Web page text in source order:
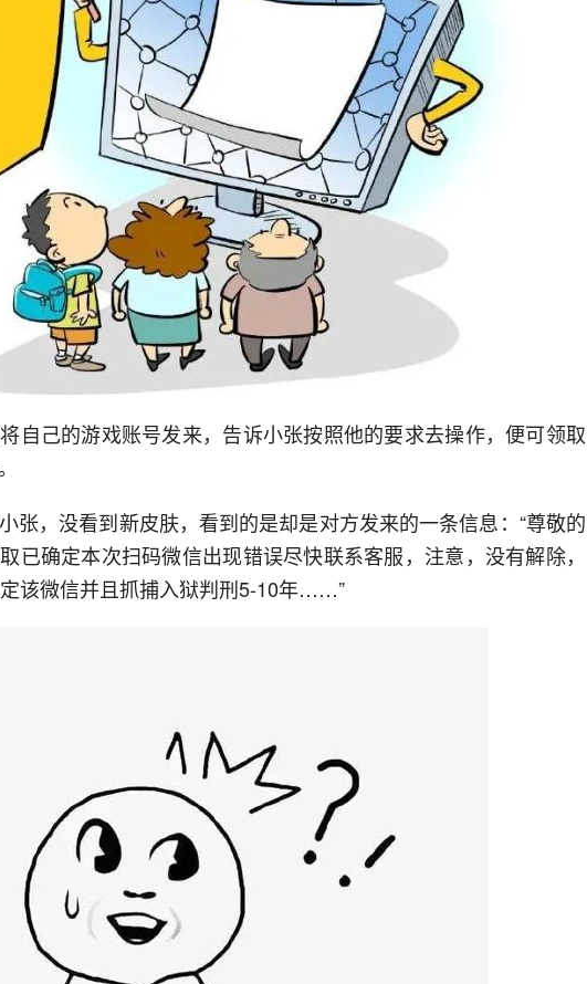
自己的游戏账号发来，告诉小张按照他的要求去操作，便可领取
张，没看到新皮肤，看到的是却是对方发来的一条信息：“尊敬的
已确定本次扫码微信出现错误尽快联系客服，注意，没有解除，
该微信并且抓捕入狱判刑5-10年……”